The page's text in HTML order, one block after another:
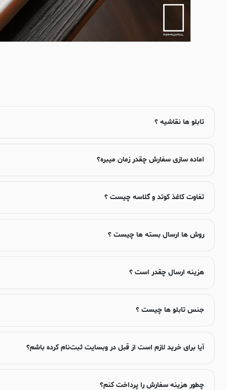
تابلو ها نقاشیه ؟
اماده سازی سفارش چقدر زمان میبره؟
تفاوت کاغذ کوتد و گلاسه چیست ؟
روش ها ارسال بسته ها چیست ؟
هزینه ارسال چقدر است ؟
جنس تابلو ها چیست ؟
آیا برای خرید لازم است از قبل در وبسایت ثبت‌نام کرده باشم؟
چطور هزینه سفارش را پرداخت کنم؟